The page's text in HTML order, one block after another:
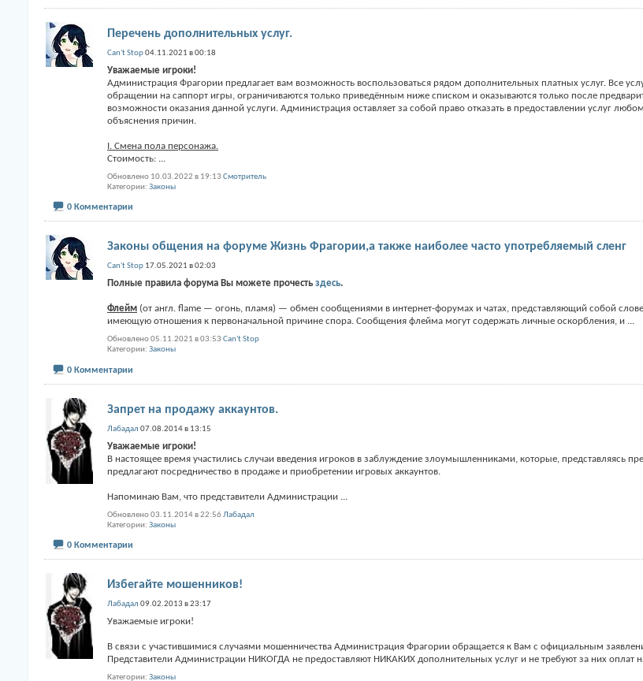
Перечень дополнительных услуг.
Can't Stop04.11.2021 в 00:18
Уважаемые игроки!
Администрация Фрагории предлагает вам возможность воспользоваться рядом дополнительных платных услуг. Все
обращении на саппорт игры, ограничиваются только приведённым ниже списком и оказываются только после
возможности оказания данной услуги. Администрация оставляет за собой право отказать в предоставлении услуг
объяснения причин.
I. Смена пола персонажа.
Стоимость:
Обновлено 10.03.2022 в 19:13 Смотритель
Категории Законы
0 Комментарии
Законы общения на форуме Жизнь Фрагории,а также наиболее часто употребляемый сленг
Can't Stop 17.05.2021 в 02:03
Полные правила форума Вы можете прочесть здесь.
Флейм (от англ. flame — огонь, пламя) — обмен сообщениями в интернет-форумах и чатах, представляющий собой
имеющую отношения к первоначальной причине спора. Сообщения флейма могут содержать личные оскорбления, и ...
Обновлено 05.11.2021 в 03:53 Can't Stop
Категории Законы
0 Комментарии
Запрет на продажу аккаунтов.
Лабадал 07.08.2014 в 13:15
Уважаемые игроки!
В настоящее время участились случаи введения игроков в заблуждение злоумышленниками, которые, представляясь
предлагают посредничество в продаже и приобретении игровых аккаунтов.
Напоминаю Вам, что представители Администрации
Обновлено 03.11.2014 в 22:56 Лабадал
Категории Законы
0 Комментарии
Избегайте мошенников!
Лабадал 09.02.2013 в 23:17
Уважаемые игроки!
В связи с участившимися случаями мошенничества Администрация Фрагории обращается к Вам с официальным
Представители Администрации НИКОГДА не предоставляют НИКАКИХ дополнительных услуг и не требуют за них оплат
Категории Законы